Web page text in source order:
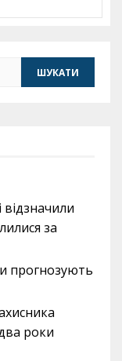
відзначили
за
прогнозують
роки